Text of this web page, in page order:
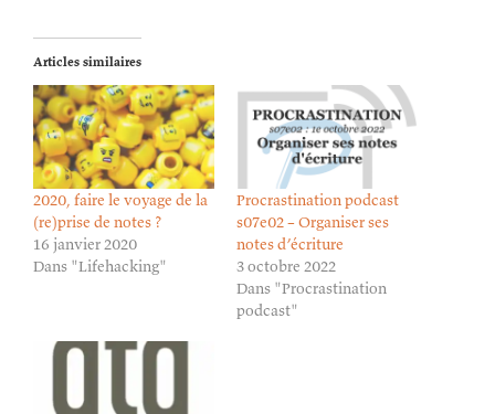
Articles similaires
2020, faire le voyage de la
(re)prise de notes ?
16 janvier 2020
Dans "Lifehacking"
Procrastination podcast
s07e02 – Organiser ses
notes d’écriture
3 octobre 2022
Dans "Procrastination
podcast"